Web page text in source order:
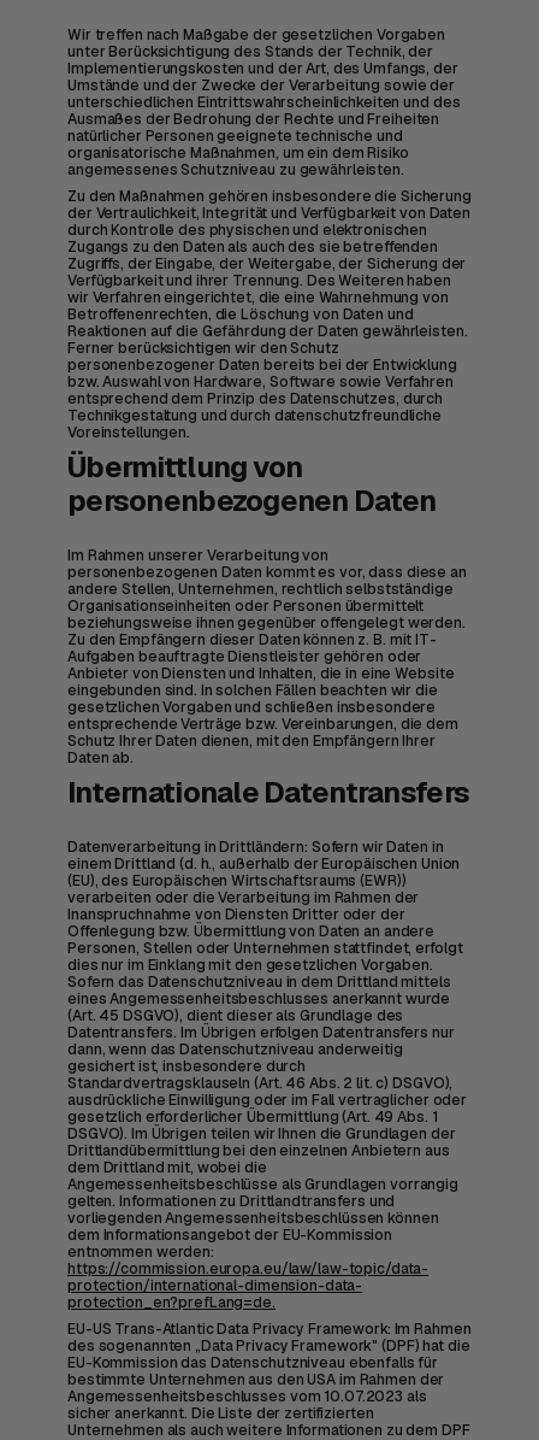
Wir treffen nach Maßgabe der gesetzlichen Vorgaben
unter Berücksichtigung des Stands der Technik, der
Implementierungskosten und der Art, des Umfangs, der
Umstände und der Zwecke der Verarbeitung sowie der
unterschiedlichen Eintrittswahrscheinlichkeiten und des
Ausmaßes der Bedrohung der Rechte und Freiheiten
natürlicher Personen geeignete technische und
organisatorische Maßnahmen, um ein dem Risiko
angemessenes Schutzniveau zu gewährleisten.
Zu den Maßnahmen gehören insbesondere die Sicherung
der Vertraulichkeit, Integrität und Verfügbarkeit von Daten
durch Kontrolle des physischen und elektronischen
Zugangs zu den Daten als auch des sie betreffenden
Zugriffs, der Eingabe, der Weitergabe, der Sicherung der
Verfügbarkeit und ihrer Trennung. Des Weiteren haben
wir Verfahren eingerichtet, die eine Wahrnehmung von
Betroffenenrechten, die Löschung von Daten und
Reaktionen auf die Gefährdung der Daten gewährleisten.
Ferner berücksichtigen wir den Schutz
personenbezogener Daten bereits bei der Entwicklung
bzw. Auswahl von Hardware, Software sowie Verfahren
entsprechend dem Prinzip des Datenschutzes, durch
Technikgestaltung und durch datenschutzfreundliche
Voreinstellungen.
Übermittlung von
personenbezogenen Daten
Im Rahmen unserer Verarbeitung von
personenbezogenen Daten kommt es vor, dass diese an
andere Stellen, Unternehmen, rechtlich selbstständige
Organisationseinheiten oder Personen übermittelt
beziehungsweise ihnen gegenüber offengelegt werden.
Zu den Empfängern dieser Daten können z. B. mit IT-
Aufgaben beauftragte Dienstleister gehören oder
Anbieter von Diensten und Inhalten, die in eine Website
eingebunden sind. In solchen Fällen beachten wir die
gesetzlichen Vorgaben und schließen insbesondere
entsprechende Verträge bzw. Vereinbarungen, die dem
Schutz Ihrer Daten dienen, mit den Empfängern Ihrer
Daten ab.
Internationale Datentransfers
Datenverarbeitung in Drittländern: Sofern wir Daten in
einem Drittland (d. h., außerhalb der Europäischen Union
(EU), des Europäischen Wirtschaftsraums (EWR))
verarbeiten oder die Verarbeitung im Rahmen der
Inanspruchnahme von Diensten Dritter oder der
Offenlegung bzw. Übermittlung von Daten an andere
Personen, Stellen oder Unternehmen stattfindet, erfolgt
dies nur im Einklang mit den gesetzlichen Vorgaben.
Sofern das Datenschutzniveau in dem Drittland mittels
eines Angemessenheitsbeschlusses anerkannt wurde
(Art. 45 DSGVO), dient dieser als Grundlage des
Datentransfers. Im Übrigen erfolgen Datentransfers nur
dann, wenn das Datenschutzniveau anderweitig
gesichert ist, insbesondere durch
Standardvertragsklauseln (Art. 46 Abs. 2 lit. c) DSGVO),
ausdrückliche Einwilligung oder im Fall vertraglicher oder
gesetzlich erforderlicher Übermittlung (Art. 49 Abs. 1
DSGVO). Im Übrigen teilen wir Ihnen die Grundlagen der
Drittlandübermittlung bei den einzelnen Anbietern aus
dem Drittland mit, wobei die
Angemessenheitsbeschlüsse als Grundlagen vorrangig
gelten. Informationen zu Drittlandtransfers und
vorliegenden Angemessenheitsbeschlüssen können
dem Informationsangebot der EU-Kommission
entnommen werden:
https://commission.europa.eu/law/law-topic/data-
protection/international-dimension-data-
protection_en?prefLang=de.
EU-US Trans-Atlantic Data Privacy Framework: Im Rahmen
des sogenannten „Data Privacy Framework" (DPF) hat die
EU-Kommission das Datenschutzniveau ebenfalls für
bestimmte Unternehmen aus den USA im Rahmen der
Angemessenheitsbeschlusses vom 10.07.2023 als
sicher anerkannt. Die Liste der zertifizierten
Unternehmen als auch weitere Informationen zu dem DPF